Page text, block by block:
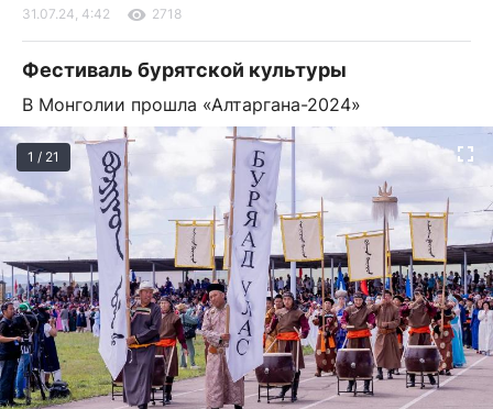
31.07.24, 4:42 2718
Фестиваль бурятской культуры
В Монголии прошла «Алтаргана-2024»
1 / 21